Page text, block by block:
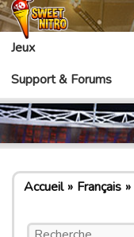
Jeux
Support & Forums
Accueil Français